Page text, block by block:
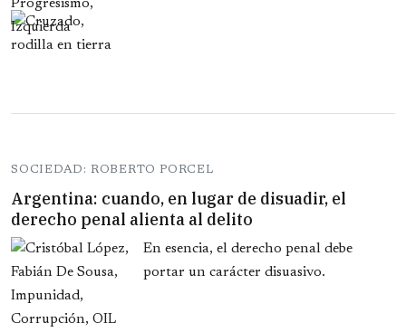
SOCIEDAD: ROBERTO PORCEL
Argentina: cuando, en lugar de disuadir, el
derecho penal alienta al delito
En esencia, el derecho penal debe
portar un carácter disuasivo.